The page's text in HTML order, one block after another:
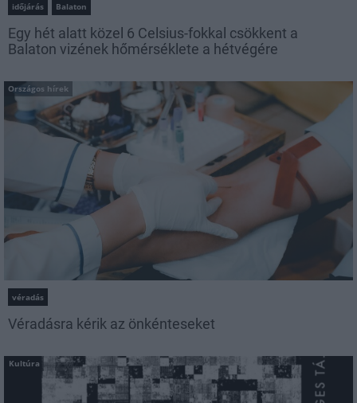
időjárás Balaton
Egy hét alatt közel 6 Celsius-fokkal csökkent a
Balaton vizének hőmérséklete a hétvégére
Országos hírek
véradás
Véradásra kérik az önkénteseket
Kultúra